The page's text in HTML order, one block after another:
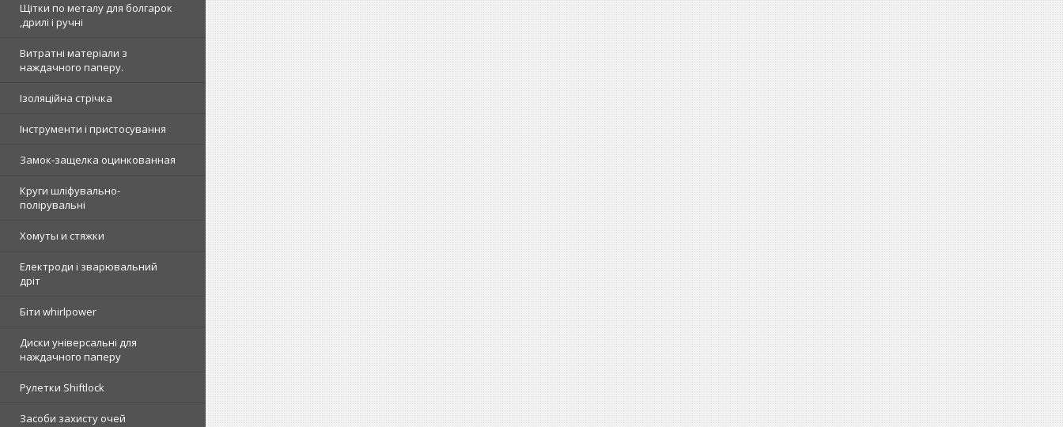
Щітки по металу для болгарок
,дрилі і ручні
Витратні матеріали з
наждачного паперу.
Ізоляційна стрічка
Інструменти і пристосування
Замок-защелка оцинкованная
Круги шліфувально-
полірувальні
Хомуты и стяжки
Електроди і зварювальний
дріт
Біти whirlpower
Диски універсальні для
наждачного паперу
Рулетки Shiftlock
Засоби захисту очей